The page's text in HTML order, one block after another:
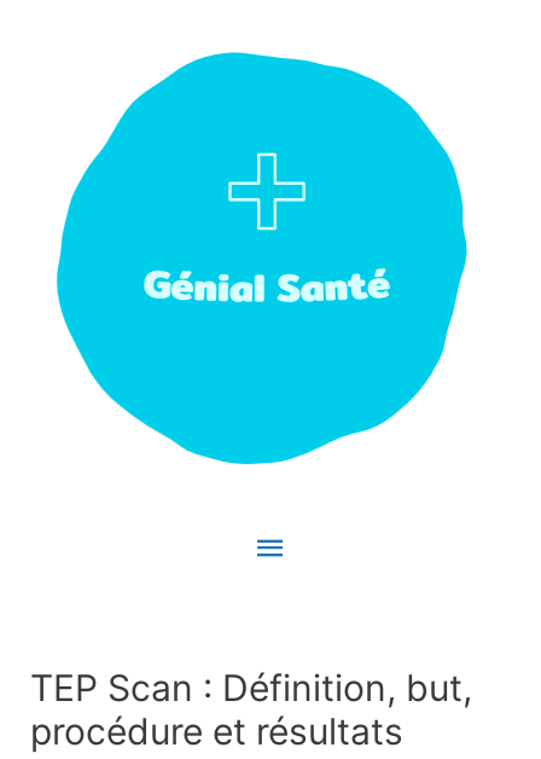
Menu
TEP Scan : Définition, but,
procédure et résultats